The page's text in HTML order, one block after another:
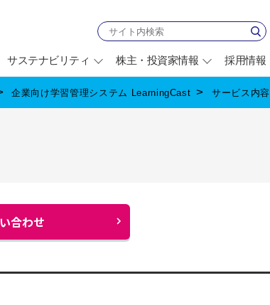
サステナビリティ 株主・投資家情報 採用情報
企業向け学習管理システム LearningCast サービス内容
合わせ
ィ